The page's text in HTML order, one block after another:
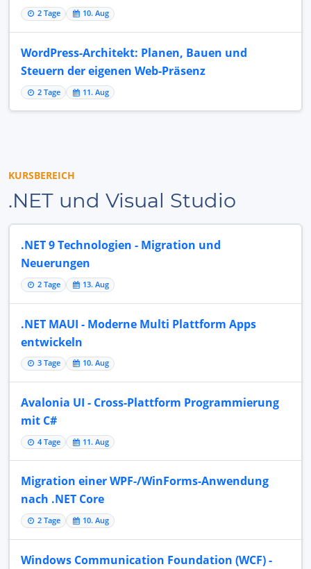
2 Tage 10. Aug
WordPress-Architekt: Planen, Bauen und
Steuern der eigenen Web-Präsenz
2 Tage 11. Aug
KURSBEREICH
.NET und Visual Studio
.NET 9 Technologien - Migration und
Neuerungen
2 Tage 13. Aug
.NET MAUI - Moderne Multi Plattform Apps
entwickeln
3 Tage 10. Aug
Avalonia UI - Cross-Plattform Programmierung
mit C#
4 Tage 11. Aug
Migration einer WPF-/WinForms-Anwendung
nach .NET Core
2 Tage 10. Aug
Windows Communication Foundation (WCF) -